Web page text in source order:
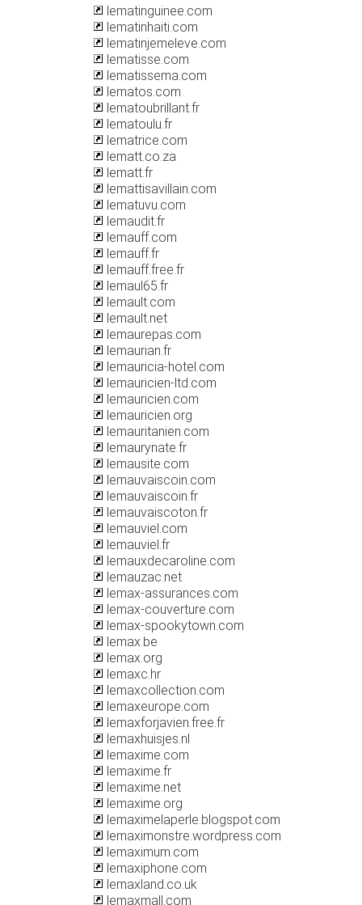
lematinguinee.com
lematinhaiti.com
lematinjemeleve.com
lematisse.com
lematissema.com
lematos.com
lematoubrillant.fr
lematoulu.fr
lematrice.com
lematt.co.za
lematt.fr
lemattisavillain.com
lematuvu.com
lemaudit.fr
lemauff.com
lemauff.fr
lemauff.free.fr
lemaul65.fr
lemault.com
lemault.net
lemaurepas.com
lemaurian.fr
lemauricia-hotel.com
lemauricien-ltd.com
lemauricien.com
lemauricien.org
lemauritanien.com
lemaurynate.fr
lemausite.com
lemauvaiscoin.com
lemauvaiscoin.fr
lemauvaiscoton.fr
lemauviel.com
lemauviel.fr
lemauxdecaroline.com
lemauzac.net
lemax-assurances.com
lemax-couverture.com
lemax-spookytown.com
lemax.be
lemax.org
lemaxc.hr
lemaxcollection.com
lemaxeurope.com
lemaxforjavien.free.fr
lemaxhuisjes.nl
lemaxime.com
lemaxime.fr
lemaxime.net
lemaxime.org
lemaximelaperle.blogspot.com
lemaximonstre.wordpress.com
lemaximum.com
lemaxiphone.com
lemaxland.co.uk
lemaxmall.com